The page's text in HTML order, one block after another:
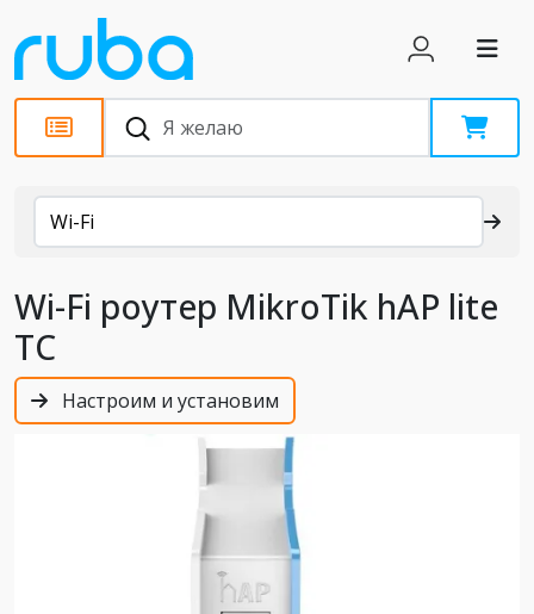
Каталог
Wi-Fi
Wi-Fi роутер MikroTik hAP lite
TC
Настроим и установим